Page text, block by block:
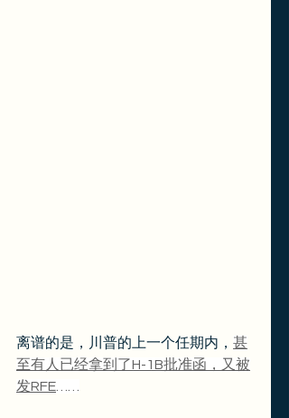
离谱的是，川普的上一个任期内， 甚
至有人已经拿到了H-1B批准函，又被
发RFE……